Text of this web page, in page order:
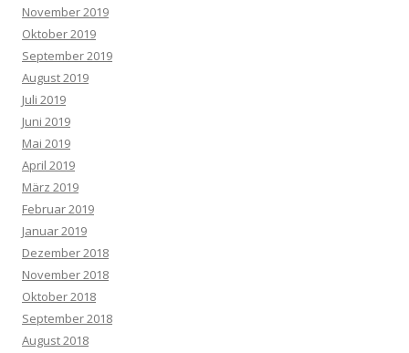
November 2019
Oktober 2019
September 2019
August 2019
Juli 2019
Juni 2019
Mai 2019
April 2019
März 2019
Februar 2019
Januar 2019
Dezember 2018
November 2018
Oktober 2018
September 2018
August 2018